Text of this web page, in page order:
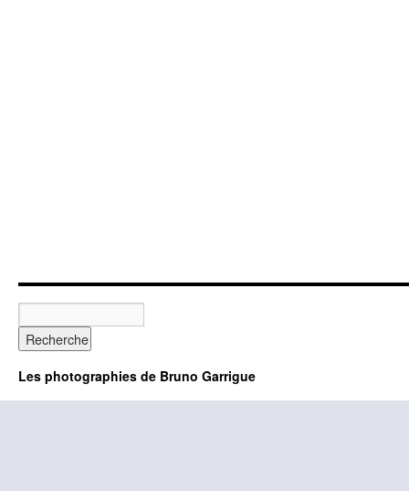
Les photographies de Bruno Garrigue